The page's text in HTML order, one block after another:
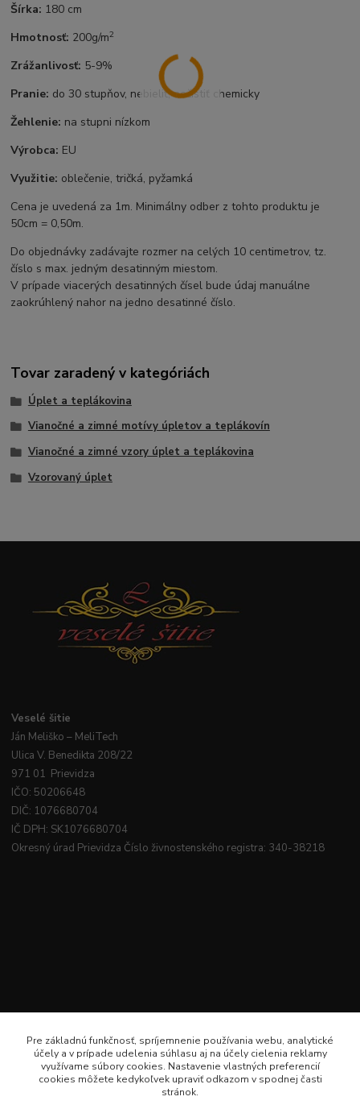
Šírka: 180 cm
Hmotnosť: 200g/m2
Zrážanlivosť: 5-9%
Pranie: do 30 stupňov, nebieliť, nečistiť chemicky
Žehlenie: na stupni nízkom
Výrobca: EU
Využitie: oblečenie, tričká, pyžamká
Cena je uvedená za 1m. Minimálny odber z tohto produktu je
50cm = 0,50m.
Do objednávky zadávajte rozmer na celých 10 centimetrov, tz.
číslo s max. jedným desatinným miestom.
V prípade viacerých desatinných čísel bude údaj manuálne
zaokrúhlený nahor na jedno desatinné číslo.
Tovar zaradený v kategóriách
Úplet a teplákovina
Vianočné a zimné motívy úpletov a teplákovín
Vianočné a zimné vzory úplet a teplákovina
Vzorovaný úplet
Veselé šitie
Ján Meliško – MeliTech
Ulica V. Benedikta 208/22
971 01 Prievidza
IČO: 50206648
DIČ: 1076680704
IČ DPH: SK1076680704
Okresný úrad Prievidza Číslo živnostenského registra: 340-38218
Pre základnú funkčnosť, spríjemnenie používania webu, analytické
účely a v prípade udelenia súhlasu aj na účely cielenia reklamy
využívame súbory cookies. Nastavenie vlastných preferencií
cookies môžete kedykoľvek upraviť odkazom v spodnej časti
stránok.